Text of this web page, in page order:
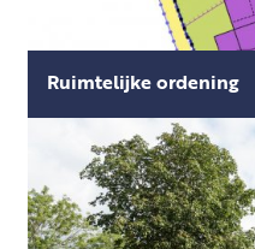
Ruimtelijke ordening
Soms heeft u de
bouwen, of wil je
in strijd is met het
lees meer